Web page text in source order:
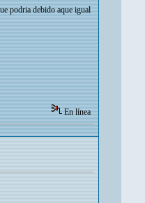
podria debido aque igual
En línea